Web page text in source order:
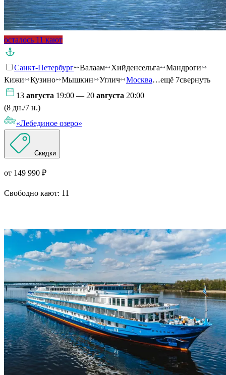
осталось 11 кают
Санкт-Петербург Валаам Хийденсельга
Мандроги
Кижи
Кузино Мышкин Углич Москва…ещё 7свернуть
13 августа 19:00 — 20 августа 20:00
(8 дн./7 н.)
«Лебединое озеро»
Скидки
от 149 990 ₽
Свободно кают: 11